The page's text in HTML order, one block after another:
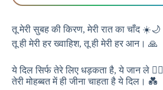
तू मेरी सुबह की किरण, मेरी रात का चाँद ☀️🌙
तू ही मेरी हर ख्वाहिश, तू ही मेरी हर आन। 🙏
ये दिल सिर्फ तेरे लिए धड़कता है, ये जान ले ❤️‍🔥
तेरी मोहब्बत में ही जीना चाहता है ये दिल। 💑